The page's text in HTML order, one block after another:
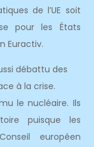
de l’UE soit
pour les États
Euractiv.
débattu des
à la crise.
le nucléaire. Ils
puisque les
européen